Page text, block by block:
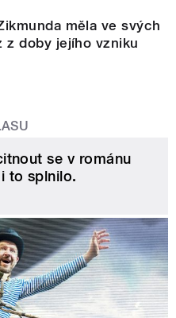
měla ve svých
z doby jejího vzniku
se v románu
to splnilo.